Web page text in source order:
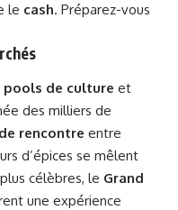
le cash. Préparez-vous
pools de culture et
des milliers de
rencontre entre
d’épices se mêlent
célèbres, le Grand
une expérience